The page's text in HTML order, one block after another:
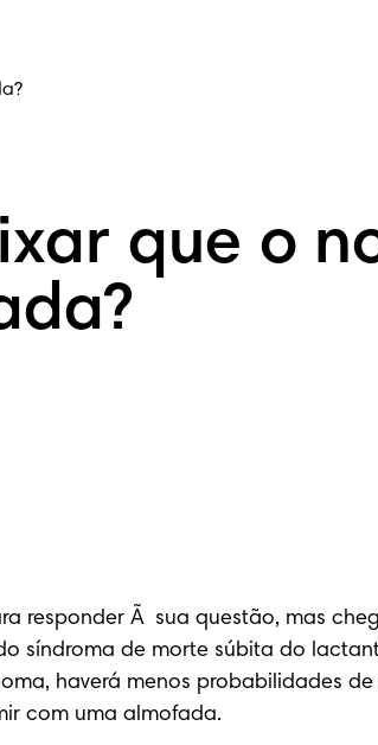
que o
responder Ã  sua questão, mas
síndroma de morte súbita do
haverá menos probabilidades
com uma almofada.